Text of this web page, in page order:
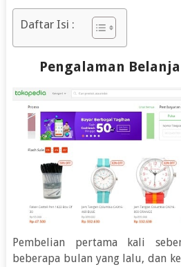
Daftar Isi :
Pengalaman
Pembelian pertama kali
beberapa bulan yang lalu, dan